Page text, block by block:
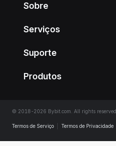
Sobre
Serviços
Suporte
Produtos
© 2018-2026 Bybit.com. All rights reserved.
Termos de Serviço Termos de Privacidade